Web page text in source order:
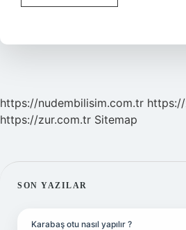
Mı
https://nudembilisim.com.tr
https://zur.com.tr Sitemap
SIDEBAR
SON YAZILAR
Karabaş otu nasıl yapılır ?